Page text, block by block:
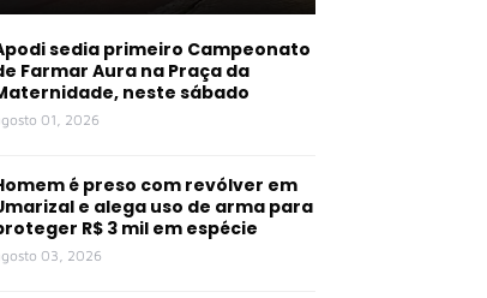
sedia primeiro Campeonato
Farmar Aura na Praça da
neste sábado
01, 2026
é preso com revólver em
e alega uso de arma para
R$ 3 mil em espécie
03, 2026